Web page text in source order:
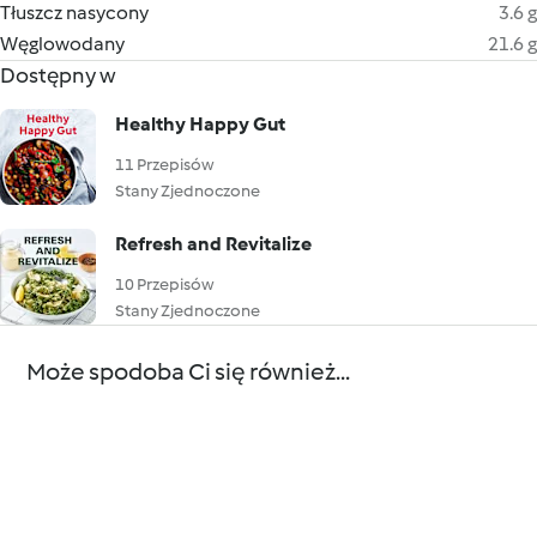
Tłuszcz nasycony
3.6 g
Węglowodany
21.6 g
Dostępny w
Healthy Happy Gut
11 Przepisów
Stany Zjednoczone
Refresh and Revitalize
10 Przepisów
Stany Zjednoczone
Może spodoba Ci się również...